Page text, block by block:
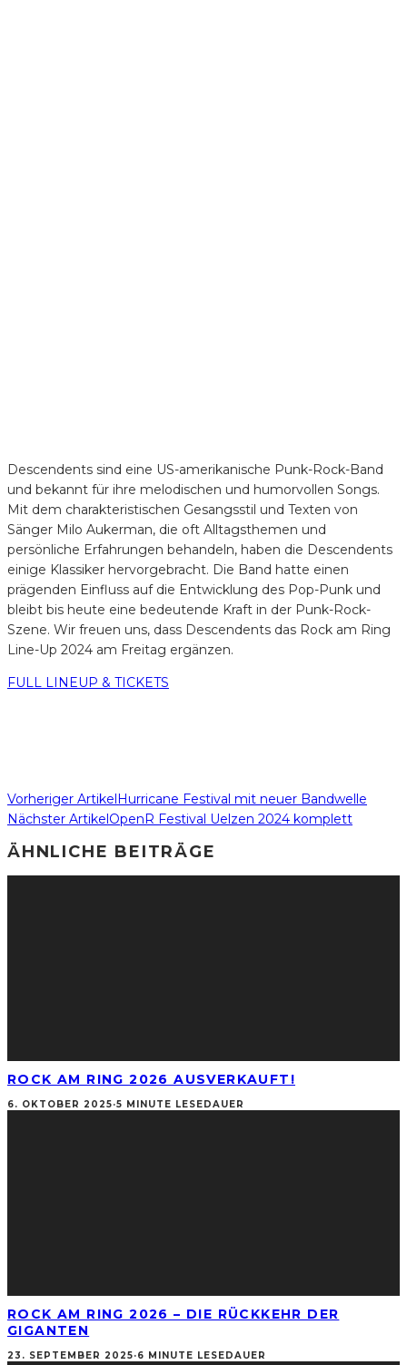
Descendents sind eine US-amerikanische Punk-Rock-Band
und bekannt für ihre melodischen und humorvollen Songs.
Mit dem charakteristischen Gesangsstil und Texten von
Sänger Milo Aukerman, die oft Alltagsthemen und
persönliche Erfahrungen behandeln, haben die Descendents
einige Klassiker hervorgebracht. Die Band hatte einen
prägenden Einfluss auf die Entwicklung des Pop-Punk und
bleibt bis heute eine bedeutende Kraft in der Punk-Rock-
Szene. Wir freuen uns, dass Descendents das Rock am Ring
Line-Up 2024 am Freitag ergänzen.
FULL LINEUP & TICKETS
Vorheriger ArtikelHurricane Festival mit neuer Bandwelle
Nächster ArtikelOpenR Festival Uelzen 2024 komplett
ÄHNLICHE BEITRÄGE
ROCK AM RING 2026 AUSVERKAUFT!
6. OKTOBER 2025·5 MINUTE LESEDAUER
ROCK AM RING 2026 – DIE RÜCKKEHR DER
GIGANTEN
23. SEPTEMBER 2025·6 MINUTE LESEDAUER